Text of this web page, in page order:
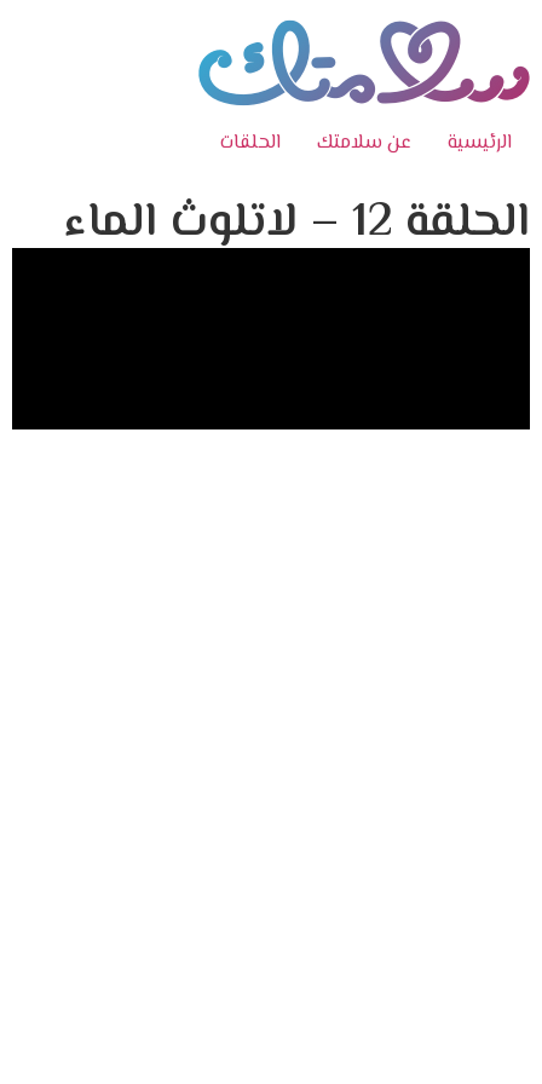
الرئيسية عن سلامتك الحلقات
الحلقة 12 – لاتلوث الماء